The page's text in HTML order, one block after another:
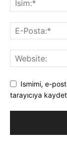
Ismimi, e-
tarayıcıya